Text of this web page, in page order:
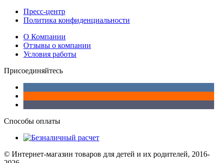
Пресс-центр
Политика конфиденциальности
О Компании
Отзывы о компании
Условия работы
Присоединяйтесь
Способы оплаты
© Интернет-магазин товаров для детей и их родителей, 2016-